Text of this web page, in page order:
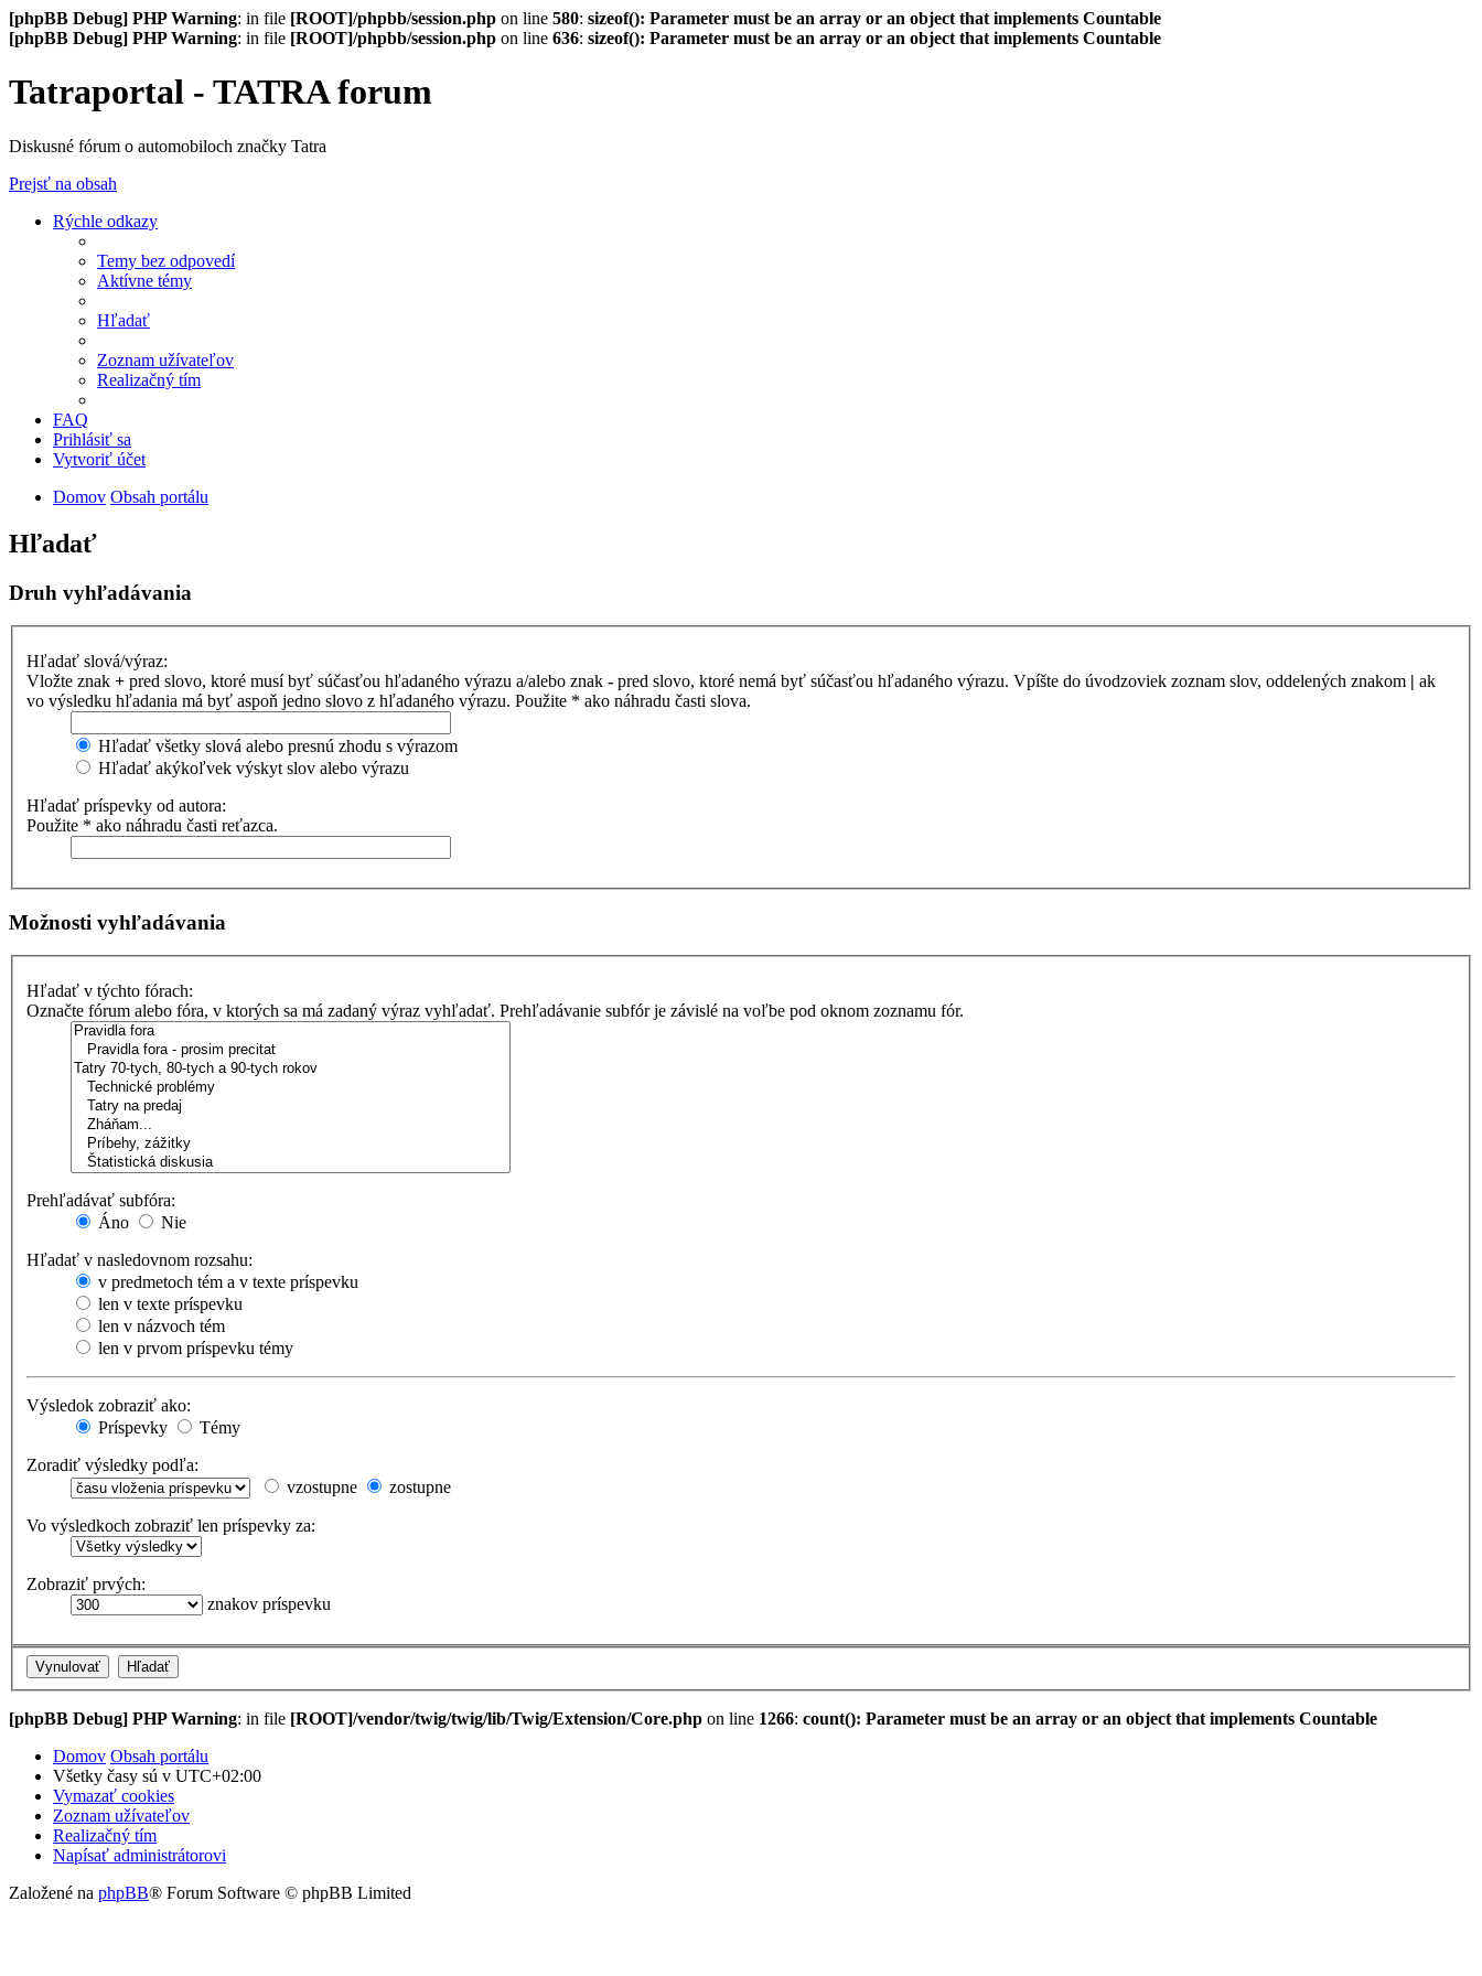
[phpBB Debug] PHP Warning: in file [ROOT]/phpbb/session.php on line 580: sizeof(): Parameter must be an array or an object that implements Countable
[phpBB Debug] PHP Warning: in file [ROOT]/phpbb/session.php on line 636: sizeof(): Parameter must be an array or an object that implements Countable
Tatraportal - TATRA forum
Diskusné fórum o automobiloch značky Tatra
Prejsť na obsah
Rýchle odkazy
Temy bez odpovedí
Aktívne témy
Hľadať
Zoznam užívateľov
Realizačný tím
FAQ
Prihlásiť sa
Vytvoriť účet
Domov Obsah portálu
Hľadať
Druh vyhľadávania
Hľadať slová/výraz:
Vložte znak + pred slovo, ktoré musí byť súčasťou hľadaného výrazu a/alebo znak - pred slovo, ktoré nemá byť súčasťou hľadaného výrazu. Vpíšte do úvodzoviek zoznam slov, oddelených znakom | ak
vo výsledku hľadania má byť aspoň jedno slovo z hľadaného výrazu. Použite * ako náhradu časti slova.
Hľadať všetky slová alebo presnú zhodu s výrazom
Hľadať akýkoľvek výskyt slov alebo výrazu
Hľadať príspevky od autora:
Použite * ako náhradu časti reťazca.
Možnosti vyhľadávania
Hľadať v týchto fórach:
Označte fórum alebo fóra, v ktorých sa má zadaný výraz vyhľadať. Prehľadávanie subfór je závislé na voľbe pod oknom zoznamu fór.
Prehľadávať subfóra:
Áno
Nie
Hľadať v nasledovnom rozsahu:
v predmetoch tém a v texte príspevku
len v texte príspevku
len v názvoch tém
len v prvom príspevku témy
Výsledok zobraziť ako:
Príspevky
Témy
Zoradiť výsledky podľa:
vzostupne
zostupne
Vo výsledkoch zobraziť len príspevky za:
Zobraziť prvých:
znakov príspevku
[phpBB Debug] PHP Warning: in file [ROOT]/vendor/twig/twig/lib/Twig/Extension/Core.php on line 1266: count(): Parameter must be an array or an object that implements Countable
Domov Obsah portálu
Všetky časy sú v UTC+02:00
Vymazať cookies
Zoznam užívateľov
Realizačný tím
Napísať administrátorovi
Založené na phpBB® Forum Software © phpBB Limited